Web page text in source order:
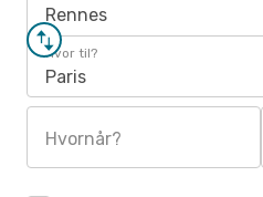
Rennes
Hvor til?
Paris
Hvornår?